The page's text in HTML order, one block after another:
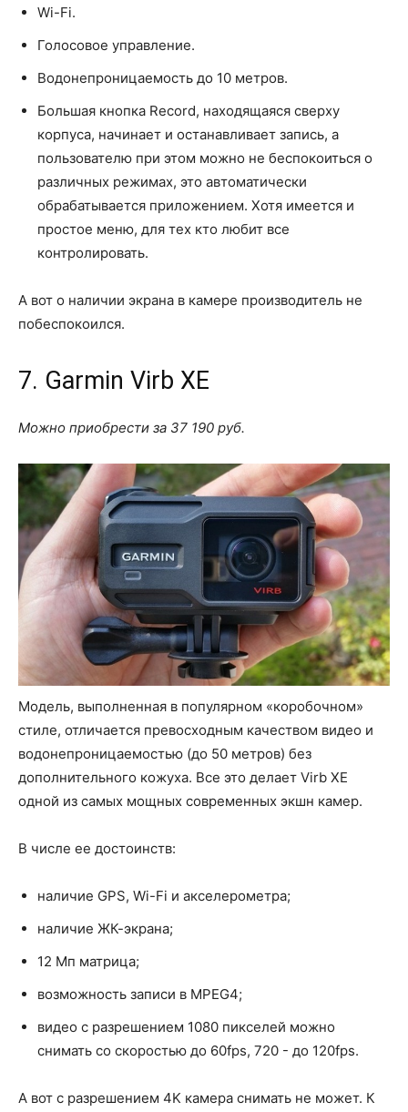
Wi-Fi.
Голосовое управление.
Водонепроницаемость до 10 метров.
Большая кнопка Record, находящаяся сверху
корпуса, начинает и останавливает запись, а
пользователю при этом можно не беспокоиться о
различных режимах, это автоматически
обрабатывается приложением. Хотя имеется и
простое меню, для тех кто любит все
контролировать.
А вот о наличии экрана в камере производитель не
побеспокоился.
7. Garmin Virb XE
Можно приобрести за 37 190 руб.
Модель, выполненная в популярном «коробочном»
стиле, отличается превосходным качеством видео и
водонепроницаемостью (до 50 метров) без
дополнительного кожуха. Все это делает Virb XE
одной из самых мощных современных экшн камер.
В числе ее достоинств:
наличие GPS, Wi-Fi и акселерометра;
наличие ЖК-экрана;
12 Мп матрица;
возможность записи в MPEG4;
видео с разрешением 1080 пикселей можно
снимать со скоростью до 60fps, 720 - до 120fps.
А вот с разрешением 4K камера снимать не может. К